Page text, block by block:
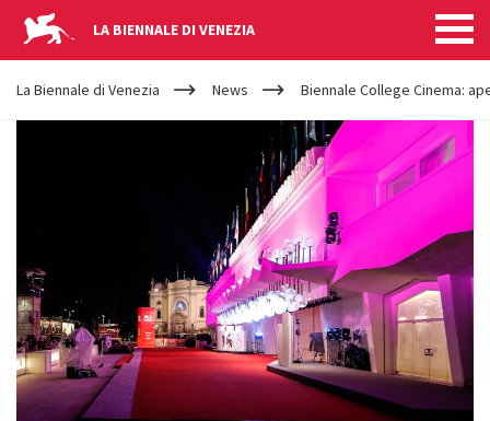
LA BIENNALE DI VENEZIA
YOUR
ARE
HERE
La Biennale di Venezia News Biennale College Cinema: